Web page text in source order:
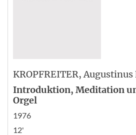
KROPFREITER, Augustinus
Introduktion, Meditation
Orgel
1976
12'